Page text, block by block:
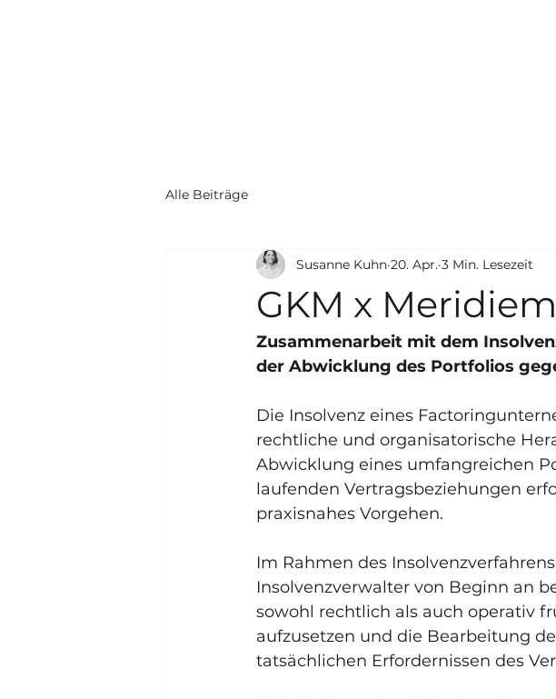
Alle Beiträge
GKM x
Susanne Kuhn 20. Apr. 3 Min. Lesezeit
Zusammenarbeit mit dem
der Abwicklung des Portfolios
Die Insolvenz eines
rechtliche und organisatorische
Abwicklung eines umfangreichen
laufenden Vertragsbeziehungen
praxisnahes Vorgehen.
Im Rahmen des
Insolvenzverwalter von Beginn an
sowohl rechtlich als auch operativ
aufzusetzen und die Bearbeitung
tatsächlichen Erfordernissen des